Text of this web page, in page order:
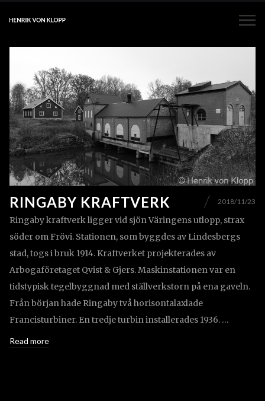
RINGABY KRAFTVERK 2018/11/23
Ringaby kraftverk ligger vid sjön Väringens utlopp, strax
söder om Frövi. Stationen, som byggdes av Lindesbergs
stad, togs i bruk 1914. Kraftverket projekterades av
Arbogaföretaget Qvist & Gjers. Maskinstationen var en
tidstypisk tegelbyggnad med ställverkstorn på ena gaveln.
Från början hade Ringaby två horisontalaxlade
Francisturbiner. En tredje turbin installerades 1936. …
Read more